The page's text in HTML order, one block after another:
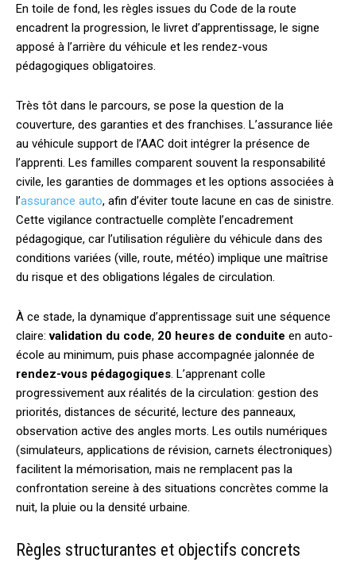
En toile de fond, les règles issues du Code de la route
encadrent la progression, le livret d’apprentissage, le signe
apposé à l’arrière du véhicule et les rendez-vous
pédagogiques obligatoires.
Très tôt dans le parcours, se pose la question de la
couverture, des garanties et des franchises. L’assurance liée
au véhicule support de l’AAC doit intégrer la présence de
l’apprenti. Les familles comparent souvent la responsabilité
civile, les garanties de dommages et les options associées à
l’assurance auto, afin d’éviter toute lacune en cas de sinistre.
Cette vigilance contractuelle complète l’encadrement
pédagogique, car l’utilisation régulière du véhicule dans des
conditions variées (ville, route, météo) implique une maîtrise
du risque et des obligations légales de circulation.
À ce stade, la dynamique d’apprentissage suit une séquence
claire:validation du code, 20 heures de conduite en auto-
école au minimum, puis phase accompagnée jalonnée de
rendez-vous pédagogiques. L’apprenant colle
progressivement aux réalités de la circulation: gestion des
priorités, distances de sécurité, lecture des panneaux,
observation active des angles morts. Les outils numériques
(simulateurs, applications de révision, carnets électroniques)
facilitent la mémorisation, mais ne remplacent pas la
confrontation sereine à des situations concrètes comme la
nuit, la pluie ou la densité urbaine.
Règles structurantes et objectifs concrets